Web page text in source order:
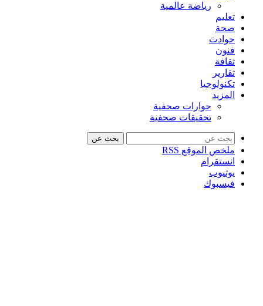
رياضة عالمية
تعليم
صحة
حوادث
فنون
ثقافة
تقارير
تكنولوجيا
المزيد
حوارات صحفية
تحقيقات صحفية
بحث عن
ملخص الموقع RSS
انستقرام
يوتيوب
فيسبوك